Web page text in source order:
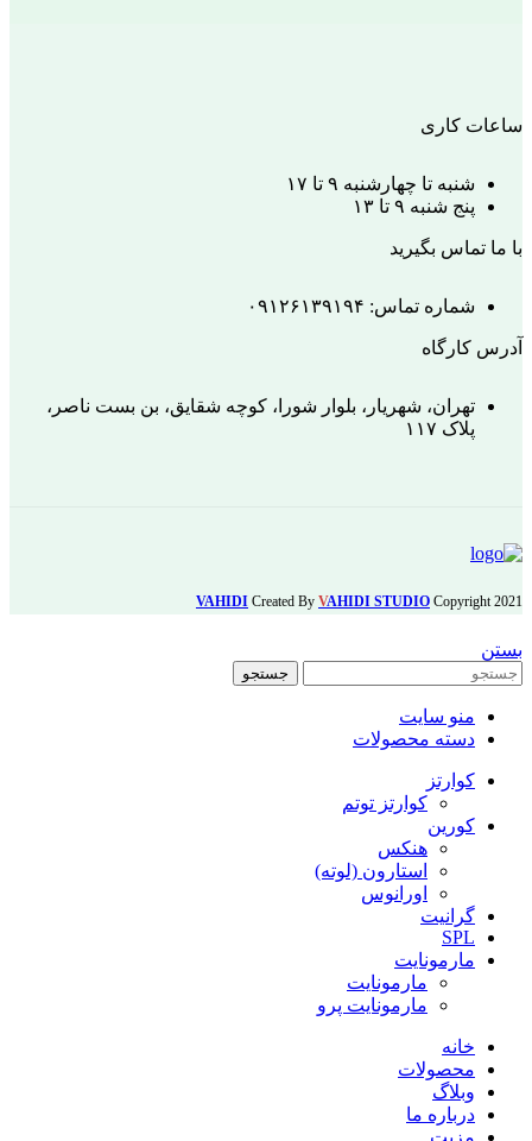
ساعات کاری
شنبه تا چهارشنبه ۹ تا ۱۷
پنج شنبه ۹ تا ۱۳
با ما تماس بگیرید
شماره تماس: ۰۹۱۲۶۱۳۹۱۹۴
آدرس کارگاه
تهران، شهریار، بلوار شورا، کوچه شقایق، بن بست ناصر،
پلاک ۱۱۷
VAHIDI Created By VAHIDI STUDIO Copyright 2021
بستن
جستجو
منو سایت
دسته محصولات
کوارتز
کوارتز توتم
کورین
هنکس
استارون (لوته)
اورانوس
گرانیت
SPL
مارمونایت
مارمونایت
مارمونایت پرو
خانه
محصولات
وبلاگ
درباره ما
مزیت